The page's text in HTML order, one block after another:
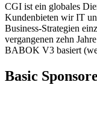
CGI ist ein globales
Kundenbieten wir IT
Business-Strategien
vergangenen zehn
BABOK V3 basiert
Basic